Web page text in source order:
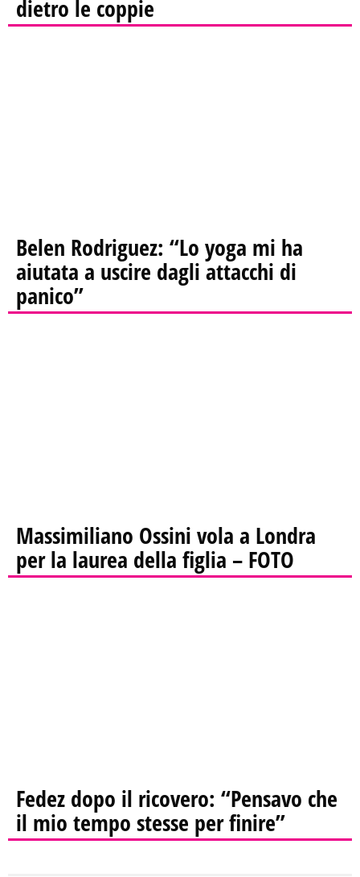
dietro le coppie
Belen Rodriguez: “Lo yoga mi ha
aiutata a uscire dagli attacchi di
panico”
Massimiliano Ossini vola a Londra
per la laurea della figlia – FOTO
Fedez dopo il ricovero: “Pensavo che
il mio tempo stesse per finire”